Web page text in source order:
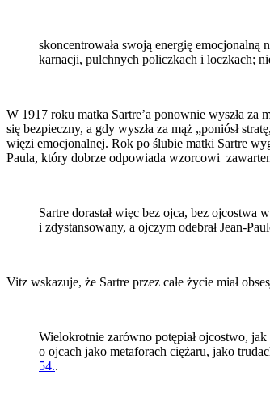
skoncentrowała swoją energię
karnacji, pulchnych policzkach i loczkach;
W 1917 roku matka Sartre’a ponownie wyszła za
się bezpieczny, a gdy wyszła za mąż „poniósł
więzi emocjonalnej. Rok po ślubie matki Sartre
Paula, który dobrze odpowiada wzorcowi
Sartre dorastał więc bez ojca, bez ojcostwa
i zdystansowany, a ojczym odebrał Jean-
Vitz wskazuje, że Sartre przez całe życie miał
Wielokrotnie zarówno potępiał ojcostwo, jak
o ojcach jako metaforach ciężaru, jako
54..